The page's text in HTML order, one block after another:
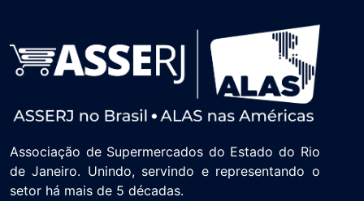
Associação de Supermercados do Estado do Rio
de Janeiro. Unindo, servindo e representando o
setor há mais de 5 décadas.